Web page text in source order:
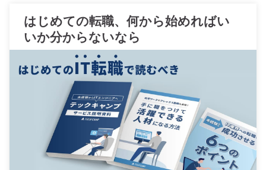
はじめての転職、何から始めればい
いか分からないなら